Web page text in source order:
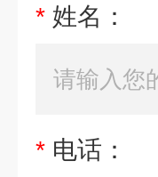
* 姓名：
* 电话：